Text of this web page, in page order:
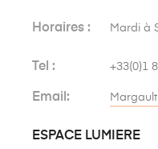
Horaires : Mardi à
Tel : +33(0)1
Email:
ESPACE LUMIERE